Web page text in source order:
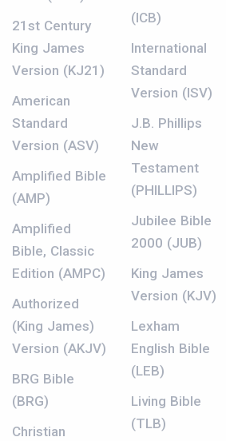
21st Century
King James
Version (KJ21)
American
Standard
Version (ASV)
Amplified Bible
(AMP)
Amplified
Bible, Classic
Edition (AMPC)
Authorized
(King James)
Version (AKJV)
BRG Bible
(BRG)
Christian
(ICB)
International
Standard
Version (ISV)
J.B. Phillips
New
Testament
(PHILLIPS)
Jubilee Bible
2000 (JUB)
King James
Version (KJV)
Lexham
English Bible
(LEB)
Living Bible
(TLB)